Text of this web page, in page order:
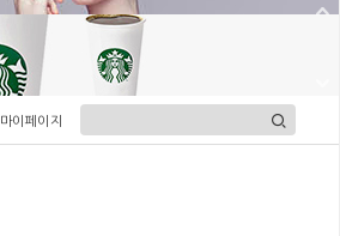
마이페이지